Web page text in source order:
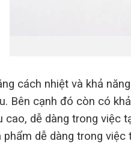
cách nhiệt và khả
Bên cạnh đó còn có
cao, dễ dàng trong việc
dễ dàng trong việc